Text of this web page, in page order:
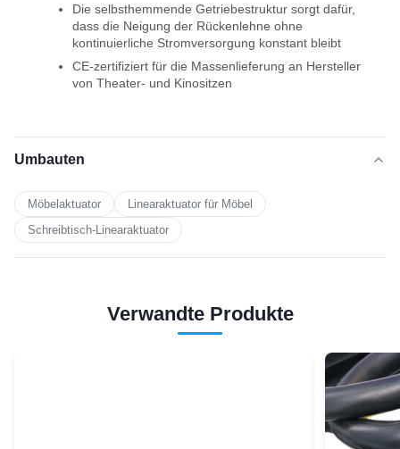
Die selbsthemmende Getriebestruktur sorgt dafür,
dass die Neigung der Rückenlehne ohne
kontinuierliche Stromversorgung konstant bleibt
CE-zertifiziert für die Massenlieferung an Hersteller
von Theater- und Kinositzen
Umbauten
Möbelaktuator
Linearaktuator für Möbel
Schreibtisch-Linearaktuator
Verwandte Produkte